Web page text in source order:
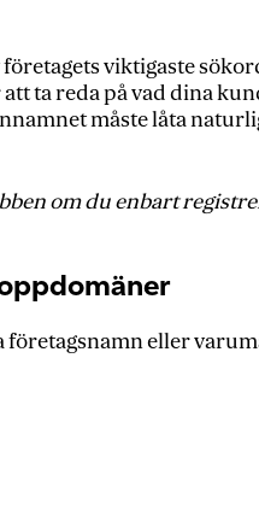
viktigaste
ta reda på vad dina
måste låta
om du enbart
företagsnamn eller